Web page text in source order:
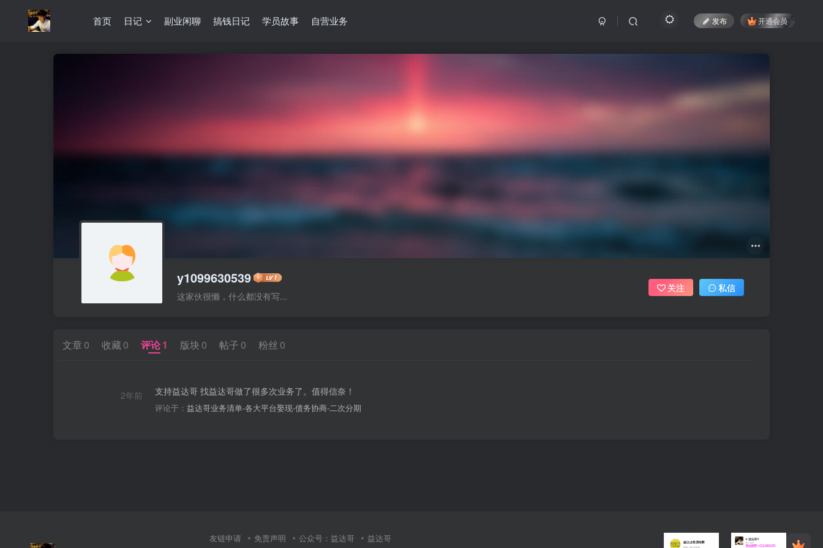
首页 日记 副业闲聊 搞钱日记 学员故事 自营业务 发布 开通会员
y1099630539
这家伙很懒，什么都没有写...
关注 私信
文章 0 收藏 0 评论1 版块 0 帖子 0 粉丝 0
2年前 支持益达哥 找益达哥做了很多次业务了。值得信奈！
评论于： 益达哥业务清单-各大平台娶现-债务协商-二次分期
友链申请 免责声明 公众号：益达哥 益达哥